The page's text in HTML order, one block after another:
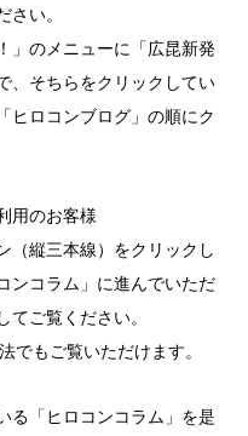
い。
のメニューに「広昆新発
、そちらをクリックしてい
ロコンブログ」の順にク
用のお客様
縦三本線）をクリックし
ンコラム」に進んでいただ
ご覧ください。
もご覧いただけます。
る「ヒロコンコラム」を是